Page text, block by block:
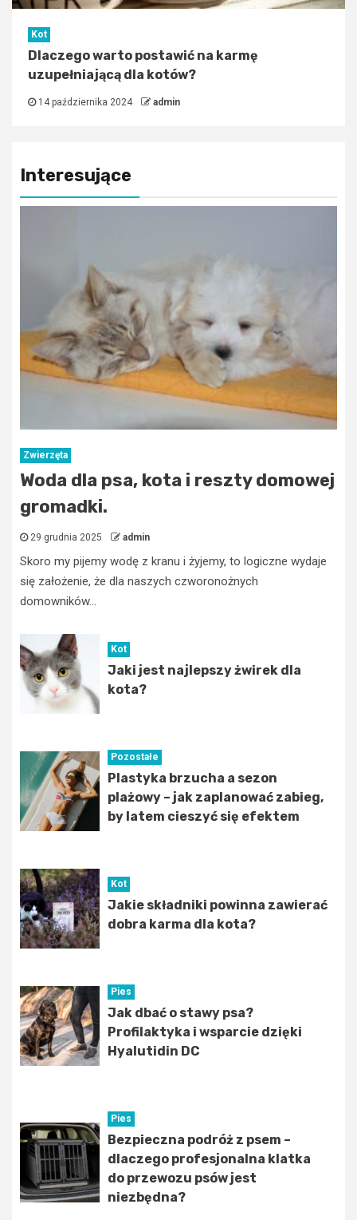
Kot
Dlaczego warto postawić na karmę
uzupełniającą dla kotów?
14 października 2024 admin
Interesujące
Zwierzęta
Woda dla psa, kota i reszty domowej
gromadki.
29 grudnia 2025 admin
Skoro my pijemy wodę z kranu i żyjemy, to logiczne wydaje
się założenie, że dla naszych czworonożnych
domowników...
Kot
Jaki jest najlepszy żwirek dla
kota?
Pozostałe
Plastyka brzucha a sezon
plażowy – jak zaplanować zabieg,
by latem cieszyć się efektem
Kot
Jakie składniki powinna zawierać
dobra karma dla kota?
Pies
Jak dbać o stawy psa?
Profilaktyka i wsparcie dzięki
Hyalutidin DC
Pies
Bezpieczna podróż z psem –
dlaczego profesjonalna klatka
do przewozu psów jest
niezbędna?